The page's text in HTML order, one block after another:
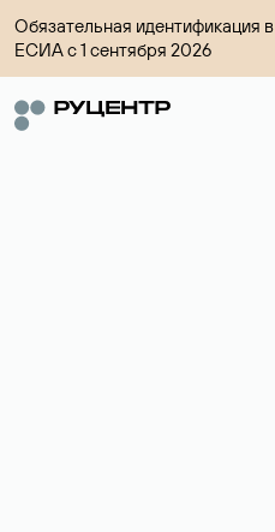
Обязательная идентификация в
ЕСИА с 1 сентября 2026